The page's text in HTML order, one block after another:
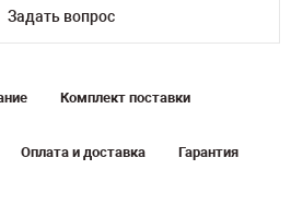
Задать вопрос
Комплект поставки
Оплата и доставка Гарантия